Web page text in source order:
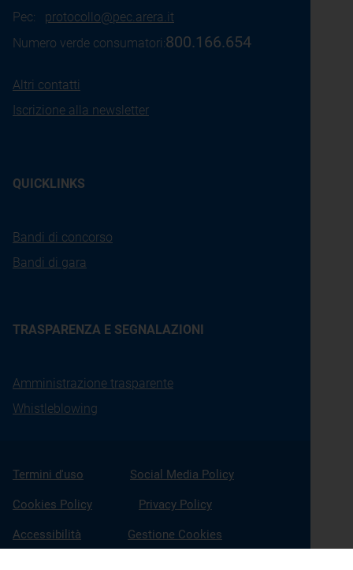
Pec: protocollo@pec.arera.it
Numero verde consumatori:800.166.654
Altri contatti
Iscrizione alla newsletter
QUICKLINKS
Bandi di concorso
Bandi di gara
TRASPARENZA E SEGNALAZIONI
Amministrazione trasparente
Whistleblowing
Termini d'uso Social Media Policy
Cookies Policy Privacy Policy
Accessibilità Gestione Cookies